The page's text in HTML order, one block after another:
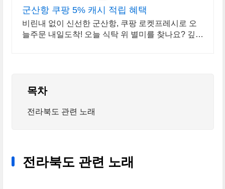
군산항 쿠팡 5% 캐시 적립 혜택
비린내 없이 신선한 군산항, 쿠팡 로켓프레시로 오
늘주문 내일도착! 오늘 식탁 위 별미를 찾나요? 깊은
목차
전라북도 관련 노래
전라북도 관련 노래